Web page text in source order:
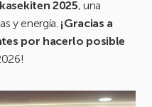
2025, una
y energía. ¡Gracias a
por hacerlo posible